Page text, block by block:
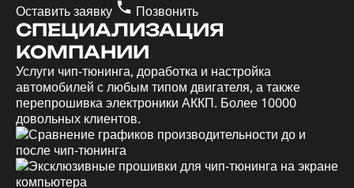
Оставить заявку
Позвонить
СПЕЦИАЛИЗАЦИЯ
КОМПАНИИ
Услуги чип-тюнинга, доработка и настройка
автомобилей с любым типом двигателя, а также
перепрошивка электроники АККП. Более 10000
довольных клиентов.